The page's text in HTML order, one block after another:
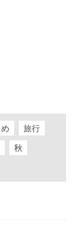
旅行
秋